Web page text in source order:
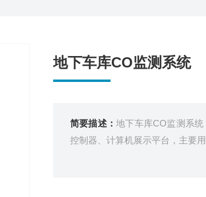
地下车库CO监测系统
简要描述： 地下车库CO监测系
控制器、计算机展示平台，主要